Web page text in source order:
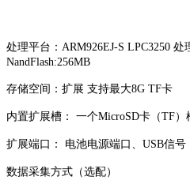
处理平台：ARM926EJ-S LPC3250
NandFlash:256MB
存储空间：扩展 支持最大8G TF卡
内置扩展槽： 一个MicroSD卡（TF）
扩展端口： 电池电源端口、USB信号
数据采集方式（选配）